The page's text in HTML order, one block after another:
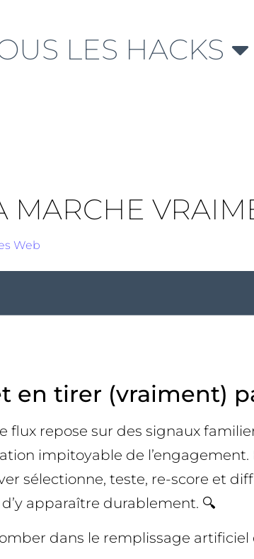
LES HACKS
MARCHE
Web
en tirer (vraiment)
repose sur des signaux
impitoyable de l’engagement.
sélectionne, teste, re-score et
apparaître durablement. 🔍
dans le remplissage artificiel